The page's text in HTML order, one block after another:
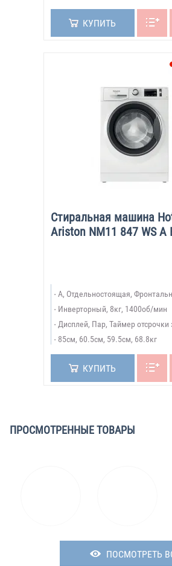
КУПИТЬ
Стиральная машина
Ariston NM11 847 WS A
A, Отдельностоящая,
Инверторный, 8кг, 1400об/мин
Дисплей, Пар, Таймер отсрочки
85см, 60.5см, 59.5см, 68.8кг
КУПИТЬ
ПРОСМОТРЕННЫЕ ТОВАРЫ
ПОСМОТРЕТЬ